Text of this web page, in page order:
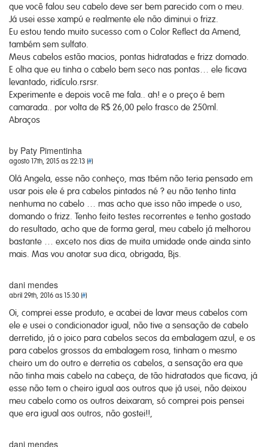
que você falou seu cabelo deve ser bem parecido com o meu.
Já usei esse xampú e realmente ele não diminui o frizz.
Eu estou tendo muito sucesso com o Color Reflect da Amend,
também sem sulfato.
Meus cabelos estão macios, pontas hidratadas e frizz domado.
E olha que eu tinha o cabelo bem seco nas pontas… ele ficava
levantado, ridículo.rsrsr.
Experimente e depois você me fala.. ah! e o preço é bem
camarada.. por volta de R$ 26,00 pelo frasco de 250ml.
Abraços
by Paty Pimentinha
agosto 17th, 2015 as 22:13 (#)
Olá Angela, esse não conheço, mas tbém não teria pensado em
usar pois ele é pra cabelos pintados né ? eu não tenho tinta
nenhuma no cabelo … mas acho que isso não impede o uso,
domando o frizz. Tenho feito testes recorrentes e tenho gostado
do resultado, acho que de forma geral, meu cabelo já melhorou
bastante … exceto nos dias de muita umidade onde ainda sinto
mais. Mas vou anotar sua dica, obrigada, Bjs.
dani mendes
abril 29th, 2016 as 15:30 (#)
Oi, comprei esse produto, e acabei de lavar meus cabelos com
ele e usei o condicionador igual, não tive a sensação de cabelo
derretido, já o joico para cabelos secos da embalagem azul, e os
para cabelos grossos da embalagem rosa, tinham o mesmo
cheiro um do outro e derretia os cabelos, a sensação era que
não tinha mais cabelo na cabeça, de tão hidratados que ficava, já
esse não tem o cheiro igual aos outros que já usei, não deixou
meu cabelo como os outros deixaram, só comprei pois pensei
que era igual aos outros, não gostei!!,
dani mendes